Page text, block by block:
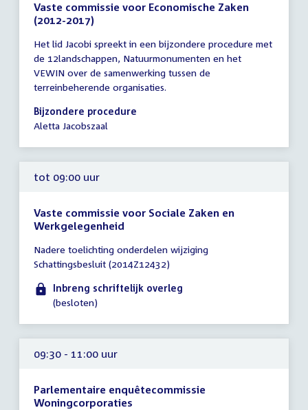
Vaste commissie voor Economische Zaken
(2012-2017)
vergadering
09:00
-
10:00
uur
Het lid Jacobi spreekt in een bijzondere procedure met
de 12landschappen, Natuurmonumenten en het
VEWIN over de samenwerking tussen de
terreinbeherende organisaties.
Bijzondere procedure
Aletta Jacobszaal
tot 09:00 uur
Vaste commissie voor Sociale Zaken en
Werkgelegenheid
vergadering
tot
09:00
uur
Nadere toelichting onderdelen wijziging
Schattingsbesluit (2014Z12432)
Inbreng schriftelijk overleg
(besloten)
09:30 - 11:00 uur
Parlementaire enquêtecommissie
Woningcorporaties